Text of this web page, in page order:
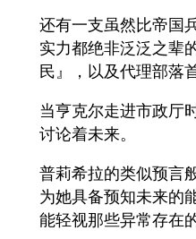
还有一支虽然比帝国
实力都绝非泛泛之辈
民』，以及代理部落
当亨克尔走进市政厅
讨论着未来。
普莉希拉的类似预言
为她具备预知未来的
能轻视那些异常存在